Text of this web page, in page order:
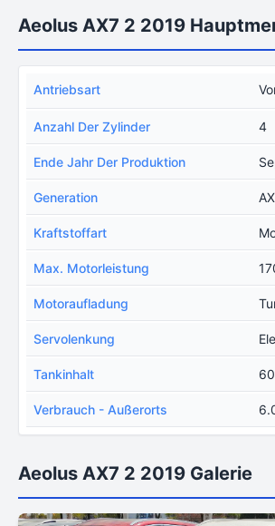
Aeolus AX7 2 2019
Antriebsart
Anzahl Der Zylinder 4
Ende Jahr Der Produktion
Generation
Kraftstoffart
Max. Motorleistung
Motoraufladung
Servolenkung
Tankinhalt
Verbrauch - Außerorts
Aeolus AX7 2 2019 Galerie